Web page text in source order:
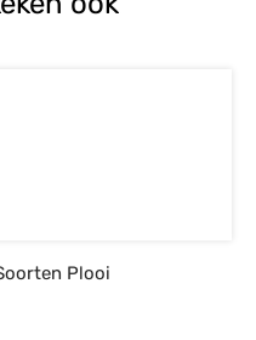
Plooi